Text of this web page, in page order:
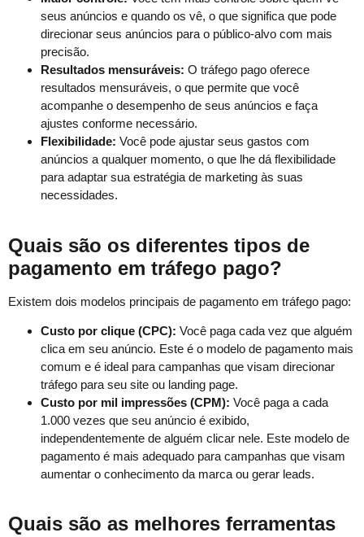
seus anúncios e quando os vê, o que significa que pode
direcionar seus anúncios para o público-alvo com mais
precisão.
Resultados mensuráveis: O tráfego pago oferece
resultados mensuráveis, o que permite que você
acompanhe o desempenho de seus anúncios e faça
ajustes conforme necessário.
Flexibilidade: Você pode ajustar seus gastos com
anúncios a qualquer momento, o que lhe dá flexibilidade
para adaptar sua estratégia de marketing às suas
necessidades.
Quais são os diferentes tipos de
pagamento em tráfego pago?
Existem dois modelos principais de pagamento em tráfego pago:
Custo por clique (CPC): Você paga cada vez que alguém
clica em seu anúncio. Este é o modelo de pagamento mais
comum e é ideal para campanhas que visam direcionar
tráfego para seu site ou landing page.
Custo por mil impressões (CPM): Você paga a cada
1.000 vezes que seu anúncio é exibido,
independentemente de alguém clicar nele. Este modelo de
pagamento é mais adequado para campanhas que visam
aumentar o conhecimento da marca ou gerar leads.
Quais são as melhores ferramentas